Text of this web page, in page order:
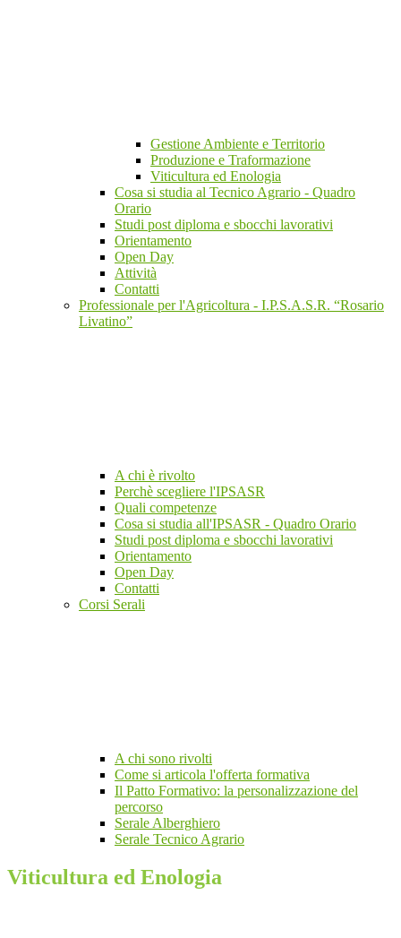
Gestione Ambiente e Territorio
Produzione e Traformazione
Viticultura ed Enologia
Cosa si studia al Tecnico Agrario - Quadro
Orario
Studi post diploma e sbocchi lavorativi
Orientamento
Open Day
Attività
Contatti
Professionale per l'Agricoltura - I.P.S.A.S.R. “Rosario
Livatino”
A chi è rivolto
Perchè scegliere l'IPSASR
Quali competenze
Cosa si studia all'IPSASR - Quadro Orario
Studi post diploma e sbocchi lavorativi
Orientamento
Open Day
Contatti
Corsi Serali
A chi sono rivolti
Come si articola l'offerta formativa
Il Patto Formativo: la personalizzazione del
percorso
Serale Alberghiero
Serale Tecnico Agrario
Viticultura ed Enologia